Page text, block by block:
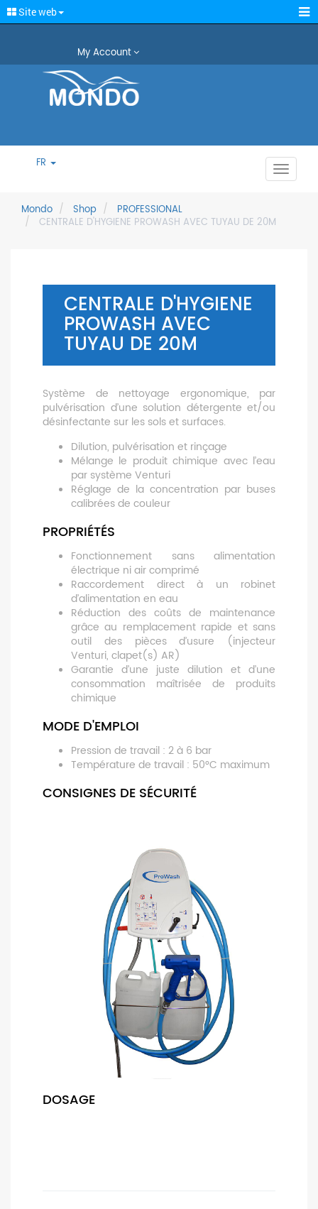
Site web
My Account
Toggle
FR
Mondo Shop
PROFESSIONAL
CENTRALE D'HYGIENE PROWASH AVEC TUYAU DE 20M
CENTRALE D'HYGIENE
PROWASH AVEC
TUYAU DE 20M
Système de nettoyage ergonomique, par
pulvérisation d’une solution détergente et/ou
désinfectante sur les sols et surfaces.
Dilution, pulvérisation et rinçage
Mélange le produit chimique avec l’eau
par système Venturi
Réglage de la concentration par buses
calibrées de couleur
PROPRIÉTÉS
Fonctionnement sans alimentation
électrique ni air comprimé
Raccordement direct à un robinet
d’alimentation en eau
Réduction des coûts de maintenance
grâce au remplacement rapide et sans
outil des pièces d’usure (injecteur
Venturi, clapet(s) AR)
Garantie d’une juste dilution et d’une
consommation maîtrisée de produits
chimique
MODE D'EMPLOI
Pression de travail : 2 à 6 bar
Température de travail : 50°C maximum
CONSIGNES DE SÉCURITÉ
DOSAGE